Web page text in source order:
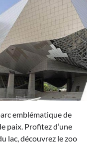
emblématique de
paix. Profitez d’une
lac, découvrez le zoo